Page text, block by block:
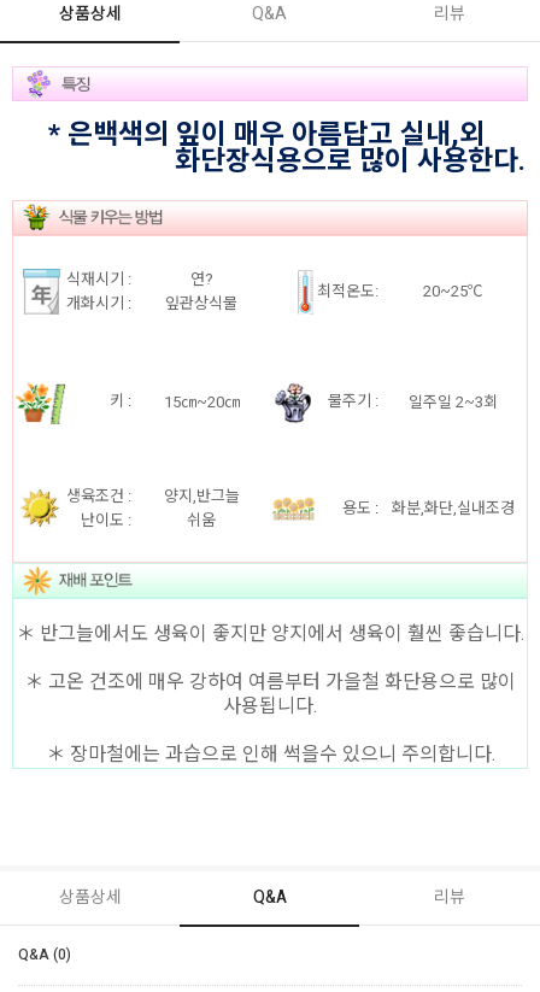
상품상세 Q&A 리뷰
* 은백색의 잎이 매우 아름답고 실내,외
화단장식용으로 많이 사용한다.
식재시기 :
개화시기 :
연?
잎관상식물
최적온도: 20~25℃
키 : 15㎝~20㎝ 물주기 : 일주일 2~3회
생육조건 :
난이도 :
양지,반그늘
쉬움
용도 : 화분,화단,실내조경
＊ 반그늘에서도 생육이 좋지만 양지에서 생육이 훨씬 좋습니다.
＊ 고온 건조에 매우 강하여 여름부터 가을철 화단용으로 많이
사용됩니다.
＊ 장마철에는 과습으로 인해 썩을수 있으니 주의합니다.
상품상세 Q&A 리뷰
Q&A (0)